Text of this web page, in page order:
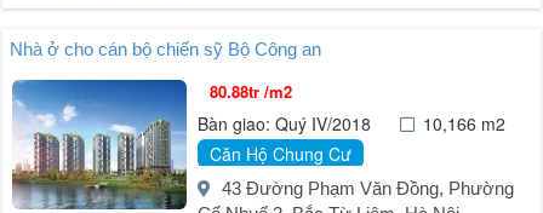
Nhà ở cho cán bộ chiến sỹ Bộ Công an
80.88tr /m2
Bàn giao: Quý IV/2018
10,166 m2
Căn Hộ Chung Cư
43 Đường Phạm Văn Đồng, Phường